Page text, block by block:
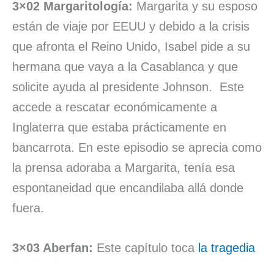
3×02 Margaritología: Margarita y su esposo
están de viaje por EEUU y debido a la crisis
que afronta el Reino Unido, Isabel pide a su
hermana que vaya a la Casablanca y que
solicite ayuda al presidente Johnson. Este
accede a rescatar económicamente a
Inglaterra que estaba prácticamente en
bancarrota. En este episodio se aprecia como
la prensa adoraba a Margarita, tenía esa
espontaneidad que encandilaba allá donde
fuera.
3×03 Aberfan: Este capítulo toca la tragedia